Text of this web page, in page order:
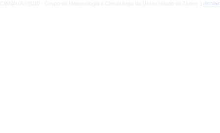
CliM@UA ©2010 - Grupo de Meteorologia e Climatologia da Universidade de Aveiro |